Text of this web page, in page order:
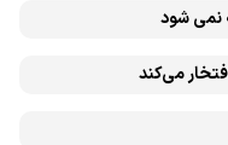
نمی شود
می‌کند